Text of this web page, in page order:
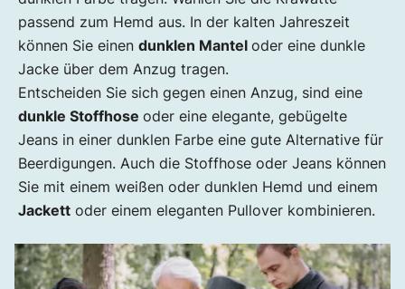
passend zum Hemd aus. In der kalten Jahreszeit
können Sie einen dunklen Mantel oder eine dunkle
Jacke über dem Anzug tragen.
Entscheiden Sie sich gegen einen Anzug, sind eine
dunkle Stoffhose oder eine elegante, gebügelte
Jeans in einer dunklen Farbe eine gute Alternative für
Beerdigungen. Auch die Stoffhose oder Jeans können
Sie mit einem weißen oder dunklen Hemd und einem
Jackett oder einem eleganten Pullover kombinieren.